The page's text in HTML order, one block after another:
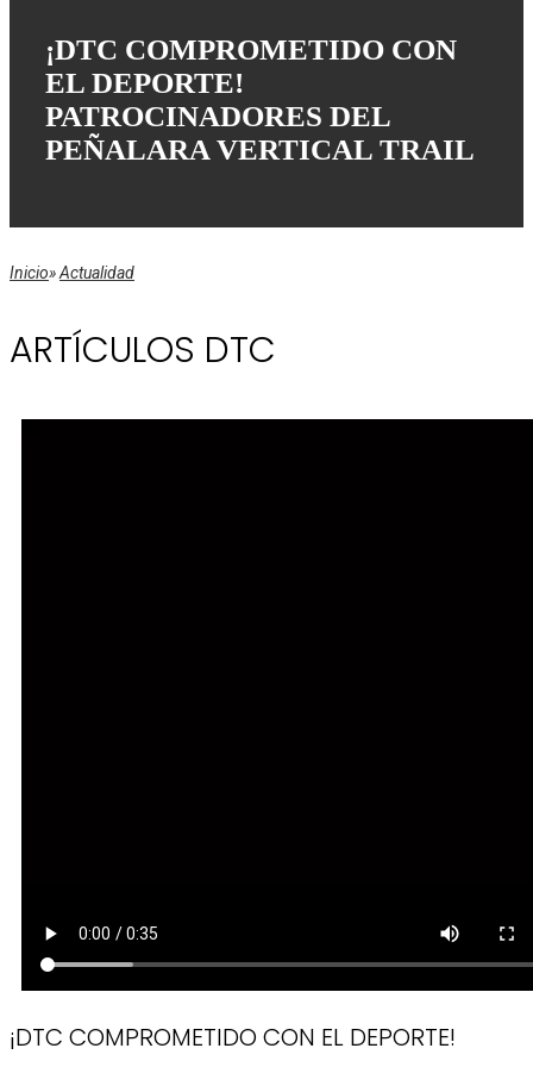
¡DTC COMPROMETIDO CON
EL DEPORTE!
PATROCINADORES DEL
PEÑALARA VERTICAL TRAIL
Inicio»Actualidad
ARTÍCULOS DTC
¡DTC COMPROMETIDO CON EL DEPORTE!